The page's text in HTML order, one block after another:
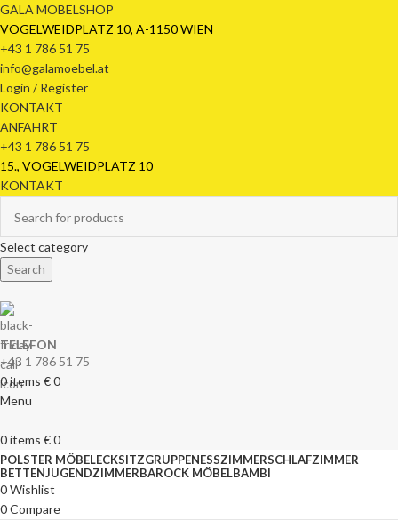
GALA MÖBELSHOP
VOGELWEIDPLATZ 10, A-1150 WIEN
+43 1 786 51 75
info@galamoebel.at
Login / Register
KONTAKT
ANFAHRT
+43 1 786 51 75
15., VOGELWEIDPLATZ 10
KONTAKT
Select category
Search
TELEFON
+43 1 786 51 75
0items €0
Menu
0items €0
POLSTER MÖBELECKSITZGRUPPENESSZIMMERSCHLAFZIMMER
BETTENJUGENDZIMMERBAROCK MÖBELBAMBI
0Wishlist
0Compare